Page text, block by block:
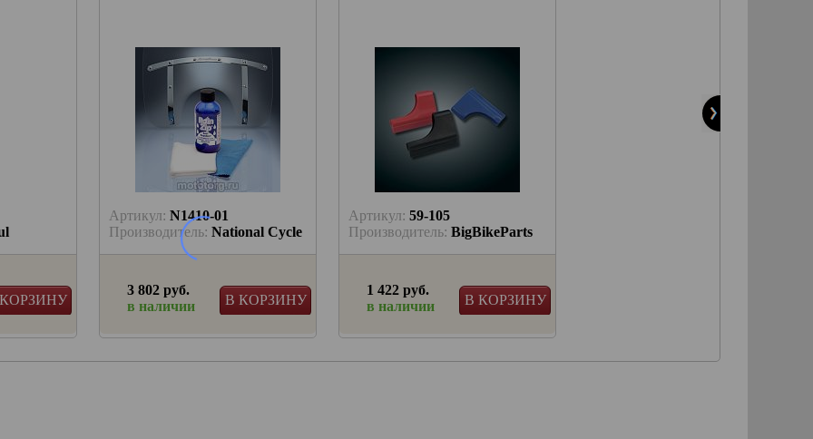
Артикул: N1410-01
Производитель: National Cycle
В КОРЗИНУ
3 802 руб.
в наличии
Артикул: 59-105
Производитель: BigBikeParts
В КОРЗИНУ
1 422 руб.
в наличии